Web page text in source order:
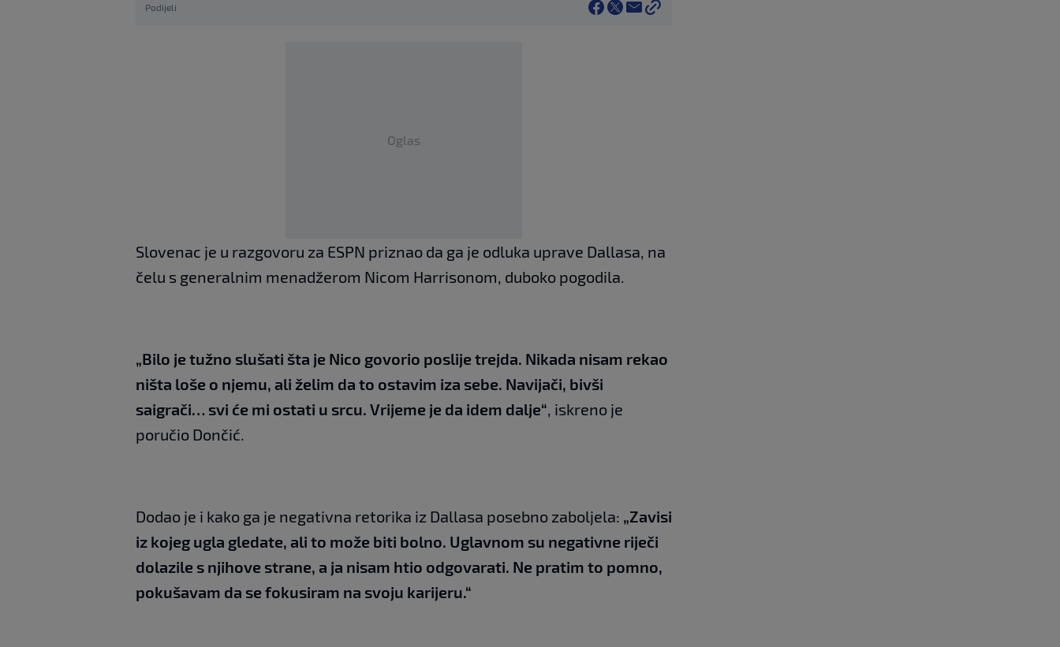
Podijeli
Oglas
Slovenac je u razgovoru za ESPN priznao da ga je odluka uprave Dallasa, na
čelu s generalnim menadžerom Nicom Harrisonom, duboko pogodila.
„Bilo je tužno slušati šta je Nico govorio poslije trejda. Nikada nisam rekao
ništa loše o njemu, ali želim da to ostavim iza sebe. Navijači, bivši
saigrači… svi će mi ostati u srcu. Vrijeme je da idem dalje“, iskreno je
poručio Dončić.
Dodao je i kako ga je negativna retorika iz Dallasa posebno zaboljela: „Zavisi
iz kojeg ugla gledate, ali to može biti bolno. Uglavnom su negativne riječi
dolazile s njihove strane, a ja nisam htio odgovarati. Ne pratim to pomno,
pokušavam da se fokusiram na svoju karijeru.“